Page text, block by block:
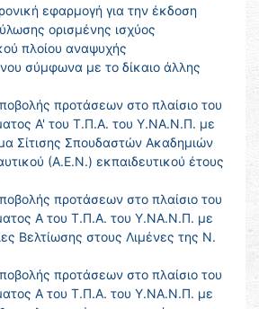
εφαρμογή για την έκδοση
ορισμένης ισχύος
πλοίου αναψυχής
σύμφωνα με το δίκαιο άλλης
προτάσεων στο πλαίσιο του
Α' του Τ.Π.Α. του Υ.ΝΑ.Ν.Π. με
Σίτισης Σπουδαστών Ακαδημιών
(Α.Ε.Ν.) εκπαιδευτικού έτους
προτάσεων στο πλαίσιο του
Α του Τ.Π.Α. του Υ.ΝΑ.Ν.Π. με
Βελτίωσης στους Λιμένες της Ν.
προτάσεων στο πλαίσιο του
Α του Τ.Π.Α. του Υ.ΝΑ.Ν.Π. με